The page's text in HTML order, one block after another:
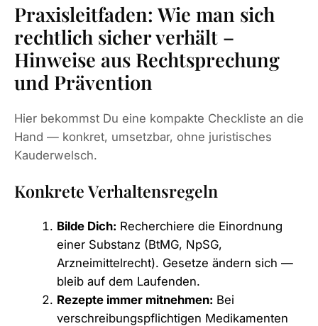
Praxisleitfaden: Wie man sich
rechtlich sicher verhält –
Hinweise aus Rechtsprechung
und Prävention
Hier bekommst Du eine kompakte Checkliste an die
Hand — konkret, umsetzbar, ohne juristisches
Kauderwelsch.
Konkrete Verhaltensregeln
Bilde Dich: Recherchiere die Einordnung
einer Substanz (BtMG, NpSG,
Arzneimittelrecht). Gesetze ändern sich —
bleib auf dem Laufenden.
Rezepte immer mitnehmen: Bei
verschreibungspflichtigen Medikamenten